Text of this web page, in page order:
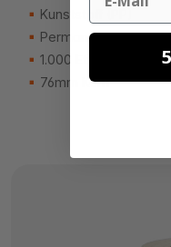
Kunststoff (PP)
Permanenter Kleber
1.000 Etiketten
76mm Kern